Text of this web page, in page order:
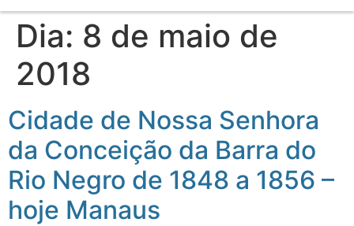
Dia: 8 de maio de
2018
Cidade de Nossa Senhora
da Conceição da Barra do
Rio Negro de 1848 a 1856 –
hoje Manaus